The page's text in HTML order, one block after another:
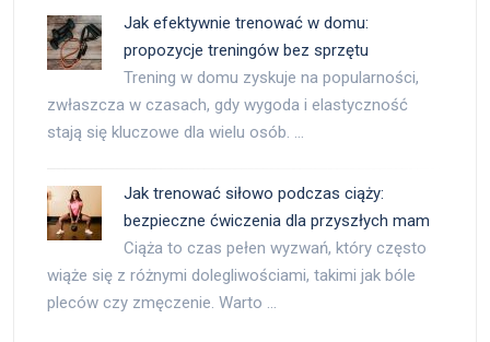
Jak efektywnie trenować w domu:
propozycje treningów bez sprzętu
Trening w domu zyskuje na popularności,
zwłaszcza w czasach, gdy wygoda i elastyczność
stają się kluczowe dla wielu osób. …
Jak trenować siłowo podczas ciąży:
bezpieczne ćwiczenia dla przyszłych mam
Ciąża to czas pełen wyzwań, który często
wiąże się z różnymi dolegliwościami, takimi jak bóle
pleców czy zmęczenie. Warto …